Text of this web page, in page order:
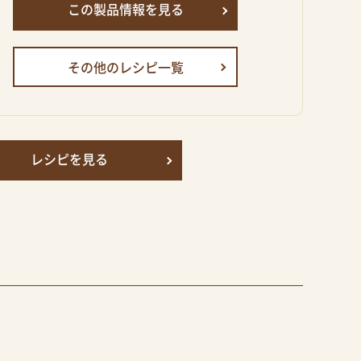
この製品情報を見る
その他のレシピ一覧
レシピを見る